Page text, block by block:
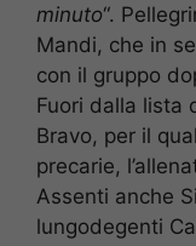
minuto“.
Mandi, che in
con il gruppo
Fuori dalla lista
Bravo, per il
precarie,
Assenti anche
lungodegenti